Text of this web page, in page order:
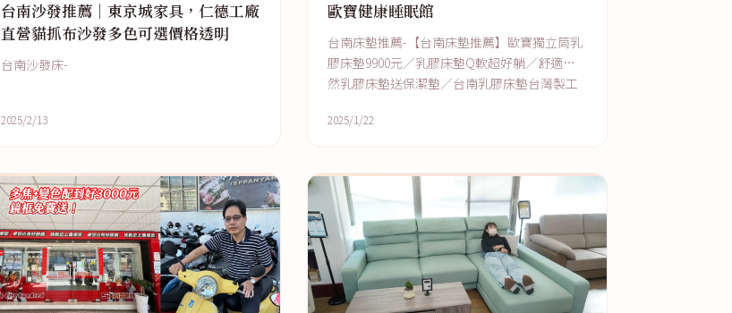
台南沙發推薦｜東京城家具，仁德工廠
直營貓抓布沙發多色可選價格透明
台南沙發床-
2025/2/13
歐寶健康睡眠館
台南床墊推薦-【台南床墊推薦】歐寶獨立筒乳
膠床墊9900元／乳膠床墊Q軟超好躺／舒適天
然乳膠床墊送保潔墊／台南乳膠床墊台灣製工
2025/1/22